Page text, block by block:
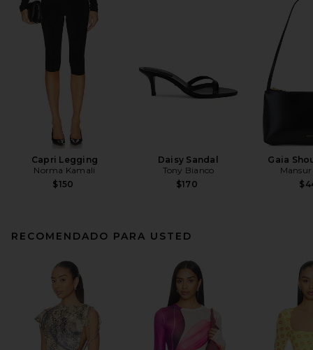
Capri Legging
Norma Kamali
$150
Daisy Sandal
Tony Bianco
$170
Gaia
RECOMENDADO PARA USTED